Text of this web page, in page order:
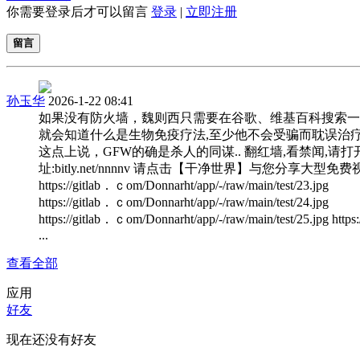
你需要登录后才可以留言 登录 | 立即注册
留言
孙玉华 2026-1-22 08:41
如果没有防火墙，魏则西只需要在谷歌、维基百科搜索一
就会知道什么是生物免疫疗法,至少他不会受骗而耽误治
这点上说，GFW的确是杀人的同谋.. 翻红墙,看禁闻,请打
址:bitly.net/nnnnv 请点击【干净世界】与您分享大型免费
https://gitlab．ｃom/Donnarht/app/-/raw/main/test/23.jpg
https://gitlab．ｃom/Donnarht/app/-/raw/main/test/24.jpg
https://gitlab．ｃom/Donnarht/app/-/raw/main/test/25.jpg
...
查看全部
应用
好友
现在还没有好友